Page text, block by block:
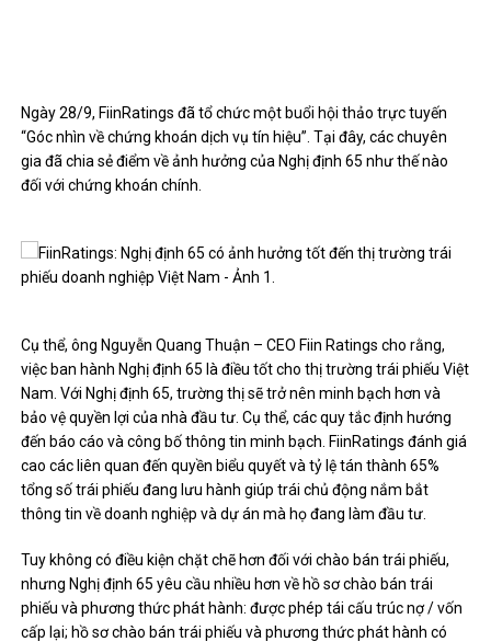
Ngày 28/9, FiinRatings đã tổ chức một buổi hội thảo trực tuyến
“Góc nhìn về chứng khoán dịch vụ tín hiệu”. Tại đây, các chuyên
gia đã chia sẻ điểm về ảnh hưởng của Nghị định 65 như thế nào
đối với chứng khoán chính.
Cụ thể, ông Nguyễn Quang Thuận – CEO Fiin Ratings cho rằng,
việc ban hành Nghị định 65 là điều tốt cho thị trường trái phiếu Việt
Nam. Với Nghị định 65, trường thị sẽ trở nên minh bạch hơn và
bảo vệ quyền lợi của nhà đầu tư. Cụ thể, các quy tắc định hướng
đến báo cáo và công bố thông tin minh bạch. FiinRatings đánh giá
cao các liên quan đến quyền biểu quyết và tỷ lệ tán thành 65%
tổng số trái phiếu đang lưu hành giúp trái chủ động nắm bắt
thông tin về doanh nghiệp và dự án mà họ đang làm đầu tư.
Tuy không có điều kiện chặt chẽ hơn đối với chào bán trái phiếu,
nhưng Nghị định 65 yêu cầu nhiều hơn về hồ sơ chào bán trái
phiếu và phương thức phát hành: được phép tái cấu trúc nợ / vốn
cấp lại; hồ sơ chào bán trái phiếu và phương thức phát hành có